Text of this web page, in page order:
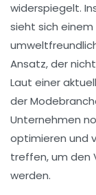
widerspiegelt.
sieht sich einem
Ansatz, der
Laut einer
der
Unternehmen
optimieren und
treffen, um den
werden.